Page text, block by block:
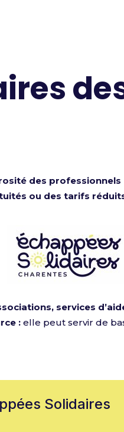
des
ou des tarifs
services
: elle peut servir de